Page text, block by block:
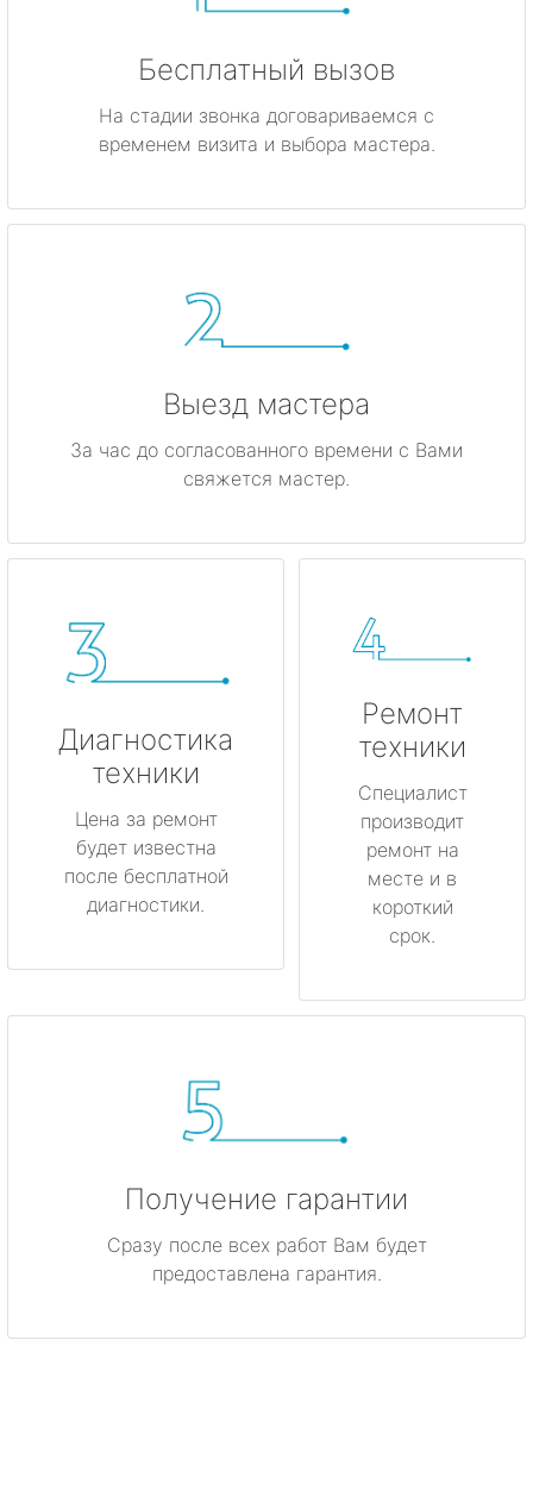
Бесплатный вызов
На стадии звонка договариваемся с
временем визита и выбора мастера.
Выезд мастера
За час до согласованного времени с Вами
свяжется мастер.
Диагностика
техники
Цена за ремонт
будет известна
после бесплатной
диагностики.
Ремонт
техники
Специалист
производит
ремонт на
месте и в
короткий
срок.
Получение гарантии
Сразу после всех работ Вам будет
предоставлена гарантия.